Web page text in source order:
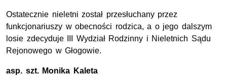
Ostatecznie nieletni został przesłuchany przez
funkcjonariuszy w obecności rodzica, a o jego dalszym
losie zdecyduje III Wydział Rodzinny i Nieletnich Sądu
Rejonowego w Głogowie.
asp. szt. Monika Kaleta